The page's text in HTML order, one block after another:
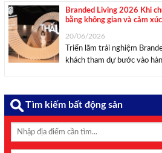
Branded Living 2026 Khi
bằng không gian và cảm xúc
20/06/2026
Triển lãm trải nghiệm
khách tham dự bước vào
2026 – “Thấu” diễn ...
Tìm kiếm bất động sản